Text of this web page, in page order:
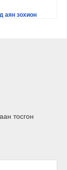
аян зохион
зохион
тосгон